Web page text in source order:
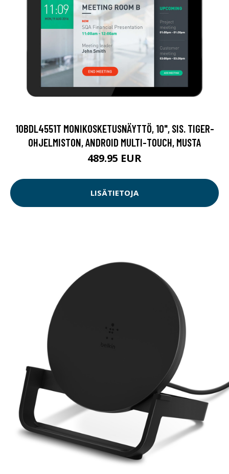
10BDL4551T MONIKOSKETUSNÄYTTÖ, 10", SIS. TIGER-
OHJELMISTON, ANDROID MULTI-TOUCH, MUSTA
489.95 EUR
LISÄTIETOJA